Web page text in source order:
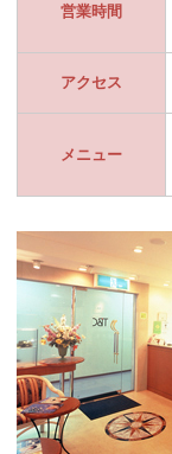
営業時間
アクセス
メニュー